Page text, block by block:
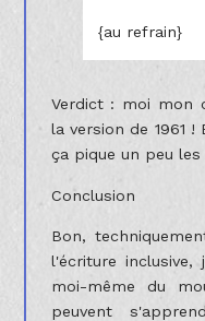
{au refrain}
Verdict : moi mon
la version de 1961 !
ça pique un peu les
Conclusion
Bon,
l'écriture
moi-même du
peuvent